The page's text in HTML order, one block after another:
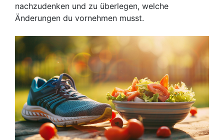
nachzudenken und zu überlegen, welche
Änderungen du vornehmen musst.